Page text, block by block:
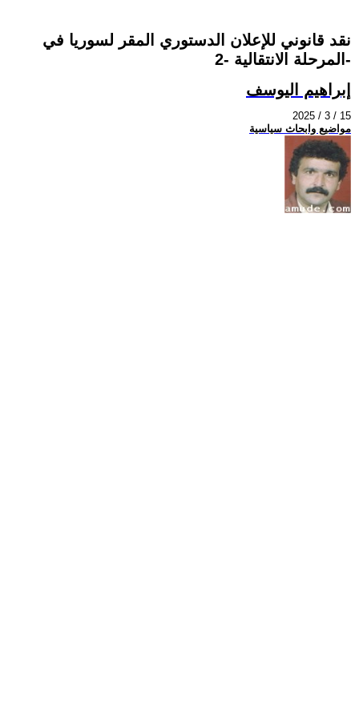
نقد قانوني للإعلان الدستوري المقر لسوريا في
المرحلة الانتقالية -2-
إبراهيم اليوسف
2025 / 3 / 15
مواضيع وابحاث سياسية